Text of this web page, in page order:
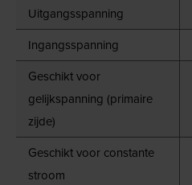
Uitgangsspanning
Ingangsspanning
Geschikt voor
gelijkspanning (primaire
zijde)
Geschikt voor constante
stroom